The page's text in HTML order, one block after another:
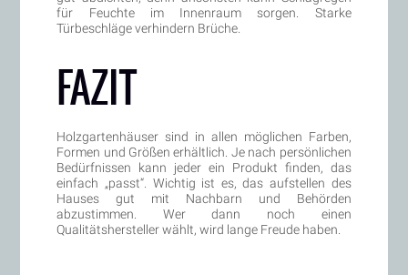
für Feuchte im Innenraum sorgen. Starke
Türbeschläge verhindern Brüche.
FAZIT
Holzgartenhäuser sind in allen möglichen Farben,
Formen und Größen erhältlich. Je nach persönlichen
Bedürfnissen kann jeder ein Produkt finden, das
einfach „passt“. Wichtig ist es, das aufstellen des
Hauses gut mit Nachbarn und Behörden
abzustimmen. Wer dann noch einen
Qualitätshersteller wählt, wird lange Freude haben.